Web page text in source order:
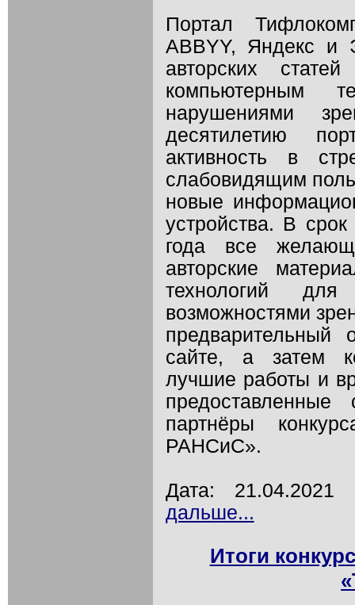
Портал
ABBYY, Яндекс и
авторских
компьютерным
нарушениями
десятилетию
активность в
слабовидящим
новые
устройства. В
года все
авторские
технологий
возможностями
предварительный
сайте, а затем
лучшие работы и
партнёры
РАНСиС».
Дата:
дальше...
Итоги